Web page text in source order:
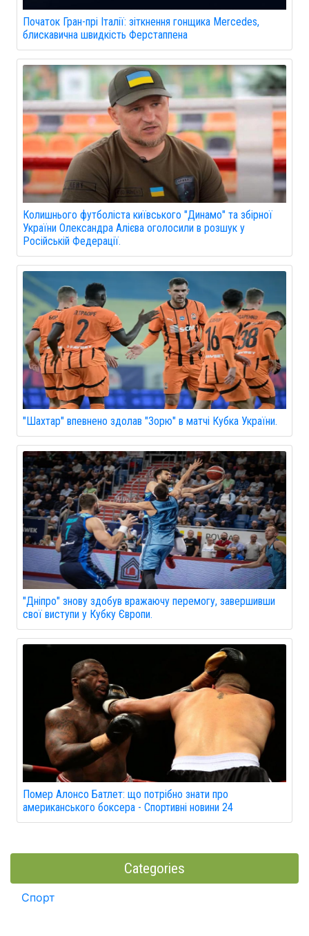
Початок Гран-прі Італії: зіткнення гонщика Mercedes,
блискавична швидкість Ферстаппена
Колишнього футболіста київського "Динамо" та збірної
України Олександра Алієва оголосили в розшук у
Російській Федерації.
"Шахтар" впевнено здолав "Зорю" в матчі Кубка України.
"Дніпро" знову здобув вражаючу перемогу, завершивши
свої виступи у Кубку Європи.
Помер Алонсо Батлет: що потрібно знати про
американського боксера - Спортивні новини 24
Categories
Спорт